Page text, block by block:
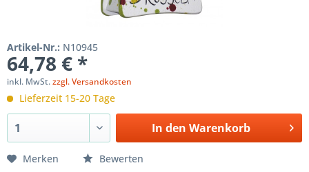
Artikel-Nr.: N10945
64,78 € *
inkl. MwSt.zzgl. Versandkosten
Lieferzeit 15-20 Tage
In den Warenkorb
Merken Bewerten